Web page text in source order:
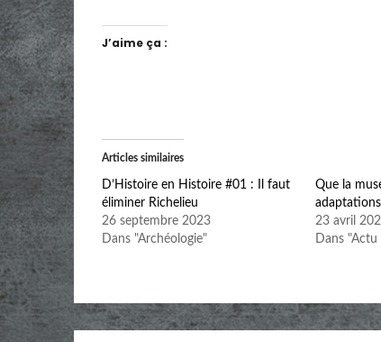
J’aime ça :
Articles similaires
D’Histoire en Histoire #01 : Il faut
éliminer Richelieu
26 septembre 2023
Dans "Archéologie"
Que la
23 avril
Dans